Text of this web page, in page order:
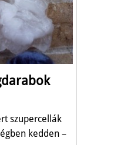
szupercellák
kedden –